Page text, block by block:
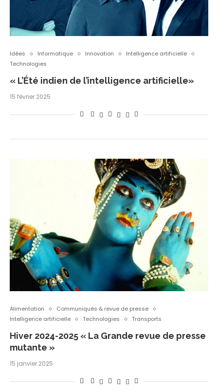
Idées Informatique Innovation
Intelligence artificielle
Technologies
« L’Été indien de l’intelligence artificielle»
15 février 2025
Alimentation
Communiqués & revue de presse
Intelligence artificielle
Technologies Transports
Hiver 2024-2025 « La Grande revue de presse
mutante »
15 janvier 2025